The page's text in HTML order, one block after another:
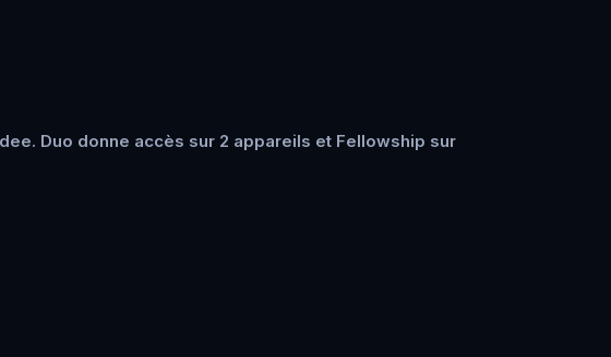
Duo donne accès sur 2 appareils et Fellowship sur